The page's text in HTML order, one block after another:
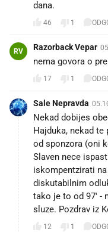
dana.
46 1
RV Razorback Vepar
nema govora o
17 1
Sale Nepravda
Nekad dobijes
Hajduka, nekad
od sponzora (oni
Slaven nece
iskompentzirati
diskutabilnim
tako je to od 97' -
sluze. Pozdrav iz
12 1